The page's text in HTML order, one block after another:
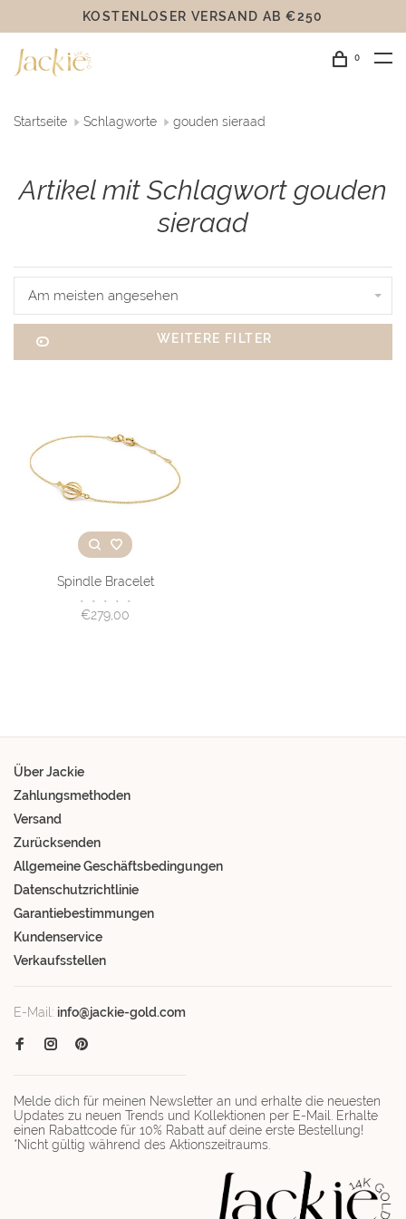
KOSTENLOSER VERSAND AB €250
0
Startseite Schlagworte gouden sieraad
Artikel mit Schlagwort gouden
sieraad
Am meisten angesehen
WEITERE FILTER
Spindle Bracelet
• • • • •
€279,00
Über Jackie
Zahlungsmethoden
Versand
Zurücksenden
Allgemeine Geschäftsbedingungen
Datenschutzrichtlinie
Garantiebestimmungen
Kundenservice
Verkaufsstellen
E-Mail: info@jackie-gold.com
Melde dich für meinen Newsletter an und erhalte die neuesten
Updates zu neuen Trends und Kollektionen per E-Mail. Erhalte
einen Rabattcode für 10% Rabatt auf deine erste Bestellung!
*Nicht gültig während des Aktionszeitraums.